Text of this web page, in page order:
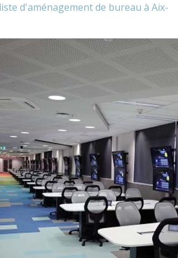
d'aménagement de bureau à Aix-